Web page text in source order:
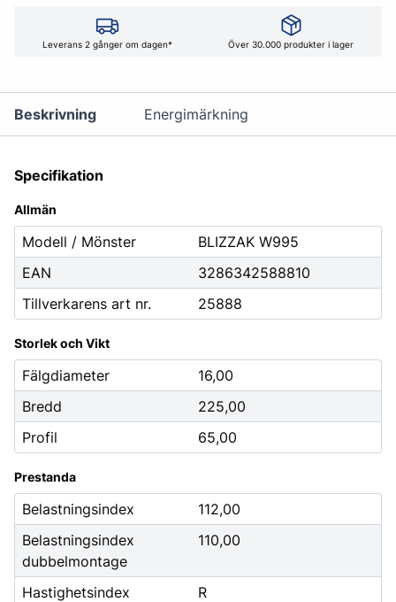
Leverans 2 gånger om dagen* Över 30.000 produkter i lager
Beskrivning Energimärkning
Specifikation
Allmän
Modell / Mönster
BLIZZAK W995
EAN
3286342588810
Tillverkarens art nr.
25888
Storlek och Vikt
Fälgdiameter
16,00
Bredd
225,00
Profil
65,00
Prestanda
Belastningsindex
112,00
Belastningsindex
dubbelmontage
110,00
Hastighetsindex
R